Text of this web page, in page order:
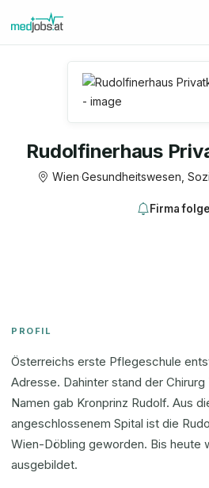
Rudolfinerhaus
Wien·Gesundheitswesen,
Firma
PROFIL
Österreichs erste Pflegeschule
Adresse. Dahinter stand der
Namen gab Kronprinz Rudolf. Aus
angeschlossenem Spital ist die
Wien-Döbling geworden. Bis heute
ausgebildet.